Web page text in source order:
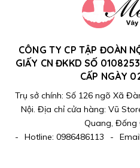
CÔNG TY CP TẬP ĐOÀN
GIẤY CN ĐKKD SỐ
CẤP NGÀY
Trụ sở chính: Số 126 ngõ Xã
Nội. Địa chỉ cửa hàng: Vũ
Quang, Đống
-
Hotline: 0986486113 -